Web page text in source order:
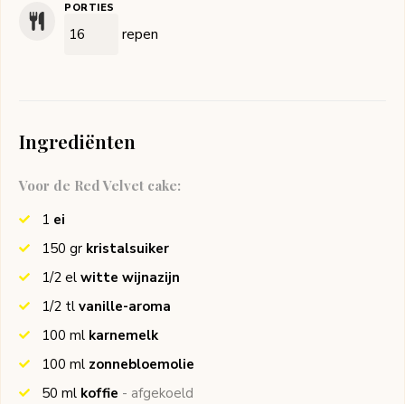
PORTIES
repen
Ingrediënten
Voor de Red Velvet cake:
1 ei
150 gr kristalsuiker
1/2 el witte wijnazijn
1/2 tl vanille-aroma
100 ml karnemelk
100 ml zonnebloemolie
50 ml koffie - afgekoeld